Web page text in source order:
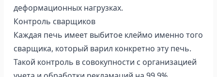
деформационных нагрузках.
Контроль сварщиков
Каждая печь имеет выбитое клеймо именно того
сварщика, который варил конкретно эту печь.
Такой контроль в совокупности с организацией